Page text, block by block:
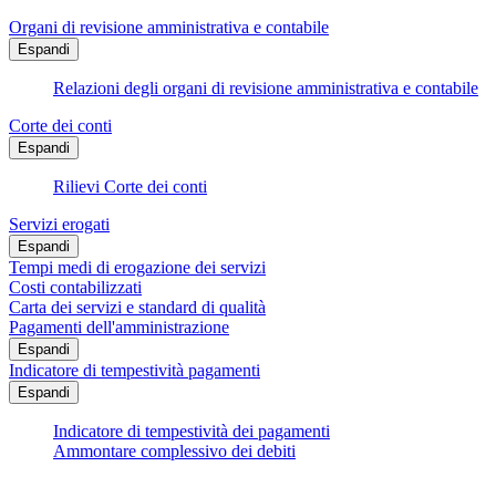
Organi di revisione amministrativa e contabile
Espandi
Relazioni degli organi di revisione amministrativa e contabile
Corte dei conti
Espandi
Rilievi Corte dei conti
Servizi erogati
Espandi
Tempi medi di erogazione dei servizi
Costi contabilizzati
Carta dei servizi e standard di qualità
Pagamenti dell'amministrazione
Espandi
Indicatore di tempestività pagamenti
Espandi
Indicatore di tempestività dei pagamenti
Ammontare complessivo dei debiti